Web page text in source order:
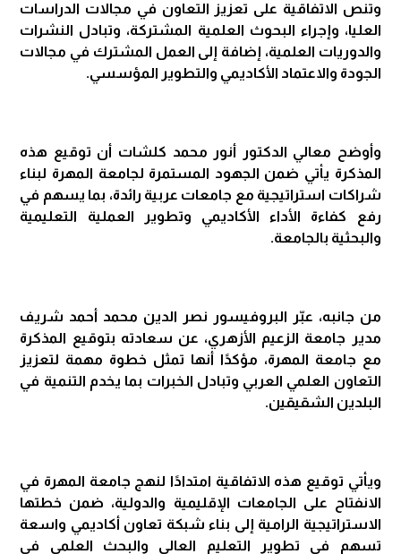
وتنص الاتفاقية على تعزيز التعاون في مجالات الدراسات
العليا، وإجراء البحوث العلمية المشتركة، وتبادل النشرات
والدوريات العلمية، إضافة إلى العمل المشترك في مجالات
الجودة والاعتماد الأكاديمي والتطوير المؤسسي.
وأوضح معالي الدكتور أنور محمد كلشات أن توقيع هذه
المذكرة يأتي ضمن الجهود المستمرة لجامعة المهرة لبناء
شراكات استراتيجية مع جامعات عربية رائدة، بما يسهم في
رفع كفاءة الأداء الأكاديمي وتطوير العملية التعليمية
والبحثية بالجامعة.
من جانبه، عبّر البروفيسور نصر الدين محمد أحمد شريف
مدير جامعة الزعيم الأزهري، عن سعادته بتوقيع المذكرة
مع جامعة المهرة، مؤكدًا أنها تمثل خطوة مهمة لتعزيز
التعاون العلمي العربي وتبادل الخبرات بما يخدم التنمية في
البلدين الشقيقين.
ويأتي توقيع هذه الاتفاقية امتدادًا لنهج جامعة المهرة في
الانفتاح على الجامعات الإقليمية والدولية، ضمن خطتها
الاستراتيجية الرامية إلى بناء شبكة تعاون أكاديمي واسعة
تسهم في تطوير التعليم العالي والبحث العلمي في